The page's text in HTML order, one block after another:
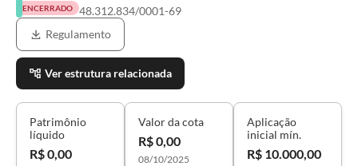
ENCERRADO
48.312.834/0001-69
Regulamento
Ver estrutura relacionada
Patrimônio
líquido
R$ 0,00
Valor da cota
R$ 0,00
08/10/2025
Aplicação
inicial mín.
R$ 10.000,00